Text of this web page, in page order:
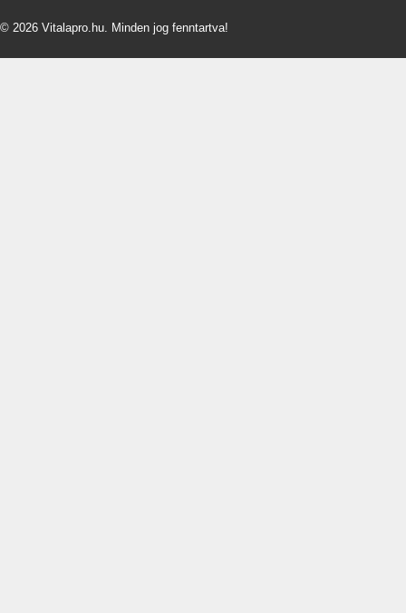
© 2026 Vitalapro.hu. Minden jog fenntartva!